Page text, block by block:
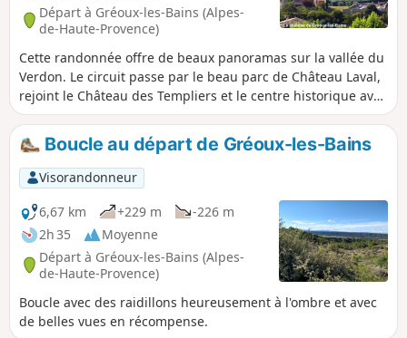
Départ à Gréoux-les-Bains (Alpes-
de-Haute-Provence)
Cette randonnée offre de beaux panoramas sur la vallée du
Verdon. Le circuit passe par le beau parc de Château Laval,
rejoint le Château des Templiers et le centre historique avec
ses belles et typiques ruelles et se termine par la très
animée Rue Grande.
Boucle au départ de Gréoux-les-Bains
Visorandonneur
6,67 km
+229 m
-226 m
2h 35
Moyenne
Départ à Gréoux-les-Bains (Alpes-
de-Haute-Provence)
Boucle avec des raidillons heureusement à l'ombre et avec
de belles vues en récompense.